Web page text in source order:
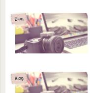
Blog
Blog